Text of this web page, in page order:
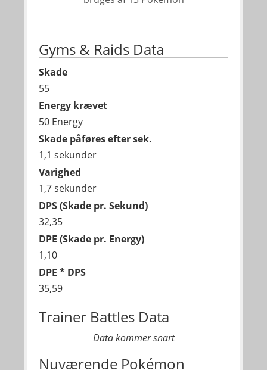
Gyms & Raids Data
Skade
55
Energy krævet
50 Energy
Skade påføres efter sek.
1,1 sekunder
Varighed
1,7 sekunder
DPS (Skade pr. Sekund)
32,35
DPE (Skade pr. Energy)
1,10
DPE * DPS
35,59
Trainer Battles Data
Data kommer snart
Nuværende Pokémon